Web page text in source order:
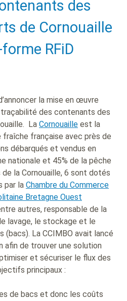
des
de Cornouaille
RFiD
la mise en œuvre
des contenants des
La Cornouaille est la
française avec près de
débarqués et vendus en
nationale et 45% de la pêche
la Cornouaille, 6 sont dotés
par la Chambre du Commerce
Bretagne Ouest
autres, responsable de la
lavage, le stockage et le
La CCIMBO avait lancé
afin de trouver une solution
et sécuriser le flux des
principaux :
de bacs et donc les coûts